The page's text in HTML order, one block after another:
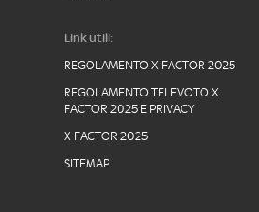
Link utili:
REGOLAMENTO X FACTOR 2025
REGOLAMENTO TELEVOTO X
FACTOR 2025 E PRIVACY
X FACTOR 2025
SITEMAP